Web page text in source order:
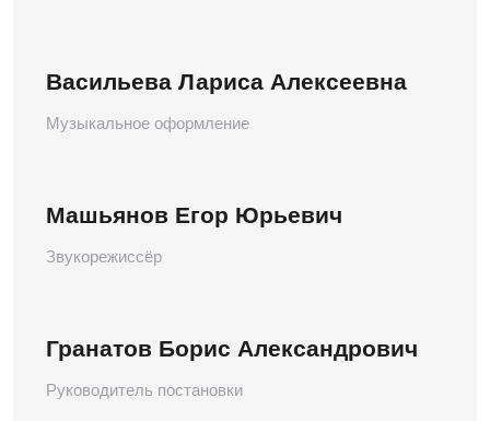
Васильева Лариса Алексеевна
Музыкальное оформление
Машьянов Егор Юрьевич
Звукорежиссёр
Гранатов Борис Александрович
Руководитель постановки